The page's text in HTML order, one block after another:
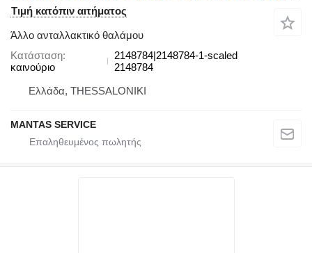
Τιμή κατόπιν αιτήματος
Άλλο ανταλλακτικό θαλάμου
Κατάσταση
καινούριο
2148784|2148784-1-scaled
2148784
Ελλάδα, THESSALONIKI
MANTAS SERVICE